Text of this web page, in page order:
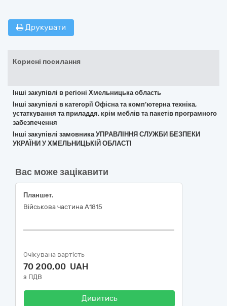
Друкувати
Корисні посилання
Інші закупівлі в регіоні Хмельницька область
Інші закупівлі в категорії Офісна та комп’ютерна техніка,
устаткування та приладдя, крім меблів та пакетів програмного
забезпечення
Інші закупівлі замовника УПРАВЛІННЯ СЛУЖБИ БЕЗПЕКИ
УКРАЇНИ У ХМЕЛЬНИЦЬКІЙ ОБЛАСТІ
Вас може зацікавити
Планшет.
Військова частина А1815
Очікувана вартість
70 200,00 UAH
з ПДВ
Дивитись